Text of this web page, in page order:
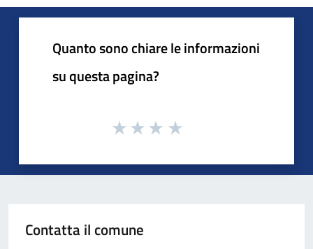
Quanto sono chiare le informazioni
su questa pagina?
Contatta il comune